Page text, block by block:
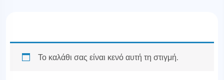
Το καλάθι σας είναι κενό αυτή τη στιγμή.